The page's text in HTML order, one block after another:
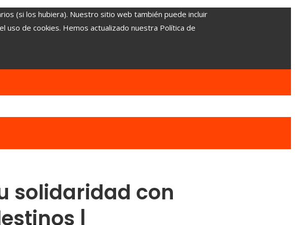
(si los hubiera). Nuestro sitio web también puede incluir
uso de cookies. Hemos actualizado nuestra Política de
solidaridad con
|